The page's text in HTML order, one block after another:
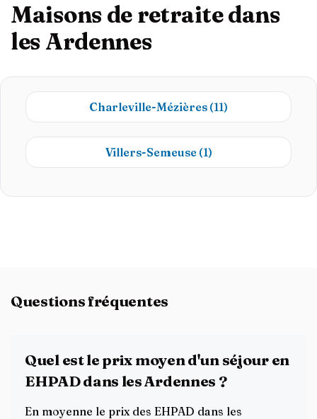
Maisons de retraite dans
les Ardennes
Charleville-Mézières (11)
Villers-Semeuse (1)
Questions fréquentes
Quel est le prix moyen d'un séjour en
EHPAD dans les Ardennes ?
En moyenne le prix des EHPAD dans les